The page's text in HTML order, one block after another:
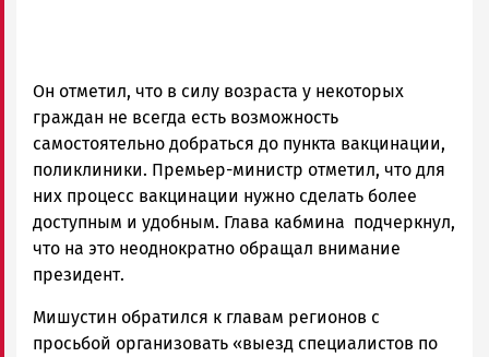
Он отметил, что в силу возраста у некоторых
граждан не всегда есть возможность
самостоятельно добраться до пункта вакцинации,
поликлиники. Премьер-министр отметил, что для
них процесс вакцинации нужно сделать более
доступным и удобным. Глава кабмина подчеркнул,
что на это неоднократно обращал внимание
президент.
Мишустин обратился к главам регионов с
просьбой организовать «выезд специалистов по